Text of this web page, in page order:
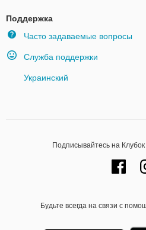
Поддержка
Часто задаваемые вопросы
Служба поддержки
Украинский
Подписывайтесь на
Будьте всегда на связи с